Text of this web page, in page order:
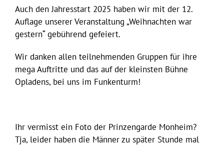
Auch den Jahresstart 2025 haben wir mit der 12.
Auflage unserer Veranstaltung „Weihnachten war
gestern“ gebührend gefeiert.
Wir danken allen teilnehmenden Gruppen für ihre
mega Auftritte und das auf der kleinsten Bühne
Opladens, bei uns im Funkenturm!
Ihr vermisst ein Foto der Prinzengarde Monheim?
Tja, leider haben die Männer zu später Stunde mal